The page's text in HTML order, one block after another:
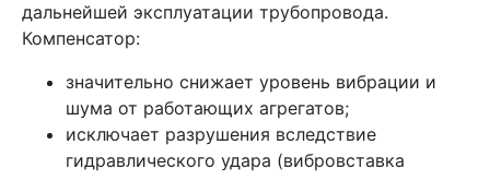
дальнейшей эксплуатации трубопровода.
Компенсатор:
значительно снижает уровень вибрации и
шума от работающих агрегатов;
исключает разрушения вследствие
гидравлического удара (вибровставка